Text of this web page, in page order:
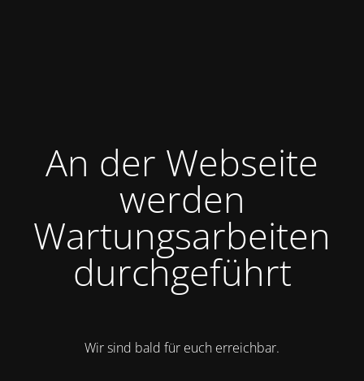
An der Webseite
werden
Wartungsarbeiten
durchgeführt
Wir sind bald für euch erreichbar.